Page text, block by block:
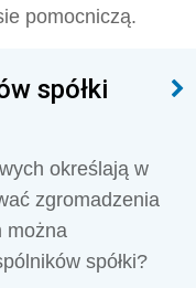
pomocniczą.
spółki
określają w
zgromadzenia
można
spółki?